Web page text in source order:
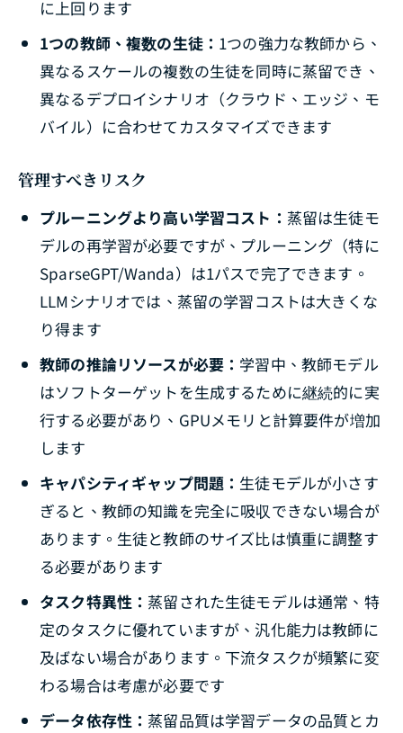
に上回ります
1つの教師、複数の生徒： 1つの強力な教師から、
異なるスケールの複数の生徒を同時に蒸留でき、
異なるデプロイシナリオ（クラウド、エッジ、モ
バイル）に合わせてカスタマイズできます
管理すべきリスク
プルーニングより高い学習コスト： 蒸留は生徒モ
デルの再学習が必要ですが、プルーニング（特に
SparseGPT/Wanda）は1パスで完了できます。
LLMシナリオでは、蒸留の学習コストは大きくな
り得ます
教師の推論リソースが必要： 学習中、教師モデル
はソフトターゲットを生成するために継続的に実
行する必要があり、GPUメモリと計算要件が増加
します
キャパシティギャップ問題： 生徒モデルが小さす
ぎると、教師の知識を完全に吸収できない場合が
あります。生徒と教師のサイズ比は慎重に調整す
る必要があります
タスク特異性： 蒸留された生徒モデルは通常、特
定のタスクに優れていますが、汎化能力は教師に
及ばない場合があります。下流タスクが頻繁に変
わる場合は考慮が必要です
データ依存性： 蒸留品質は学習データの品質とカ